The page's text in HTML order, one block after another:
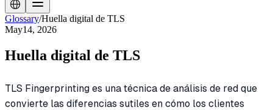
Glossary/Huella digital de TLS
May14, 2026
Huella digital de TLS
TLS Fingerprinting es una técnica de análisis de red que
convierte las diferencias sutiles en cómo los clientes